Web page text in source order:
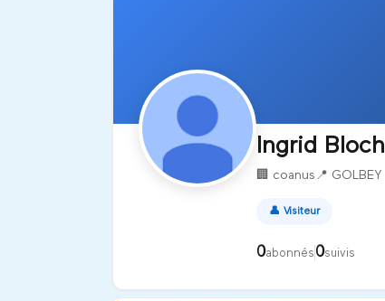
Ingrid Bloch
🏢 coanus 📍 GOLBEY
👤 Visiteur
0abonnés 0suivis